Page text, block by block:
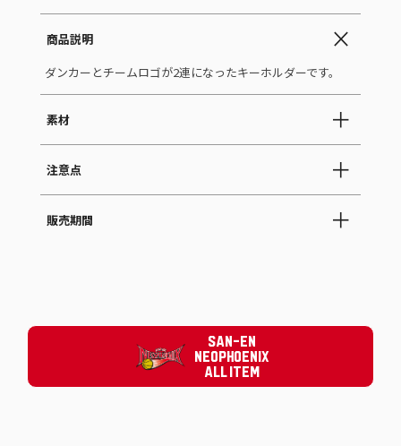
商品説明
ダンカーとチームロゴが2連になったキーホルダーです。
素材
注意点
販売期間
SAN-EN
NEOPHOENIX
ALL ITEM